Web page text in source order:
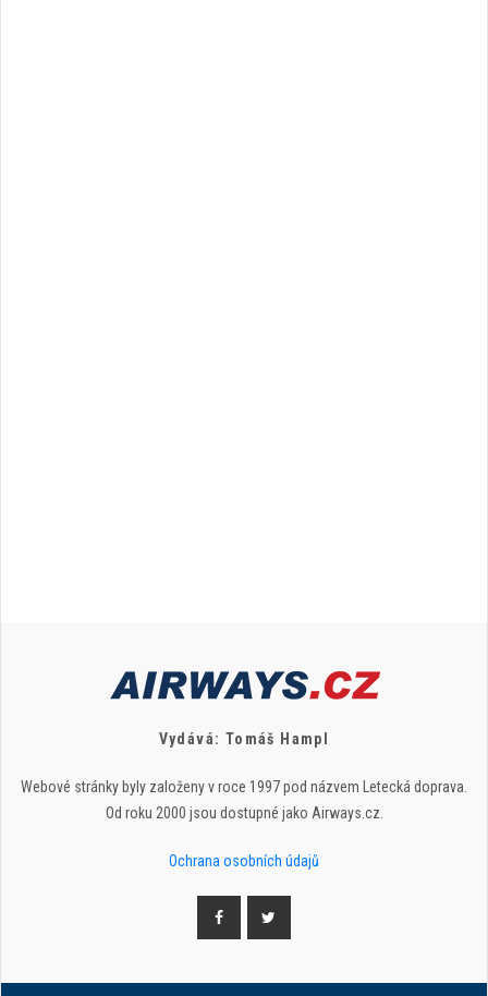
Vydává: Tomáš Hampl
Webové stránky byly založeny v roce 1997 pod názvem Letecká doprava.
Od roku 2000 jsou dostupné jako Airways.cz.
Ochrana osobních údajů